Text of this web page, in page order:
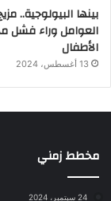
بينها البيولوجية..
العوامل وراء فشل
الأطفال
13 أغسطس، 2024
مخطط زمني
24 سبتمبر، 2024